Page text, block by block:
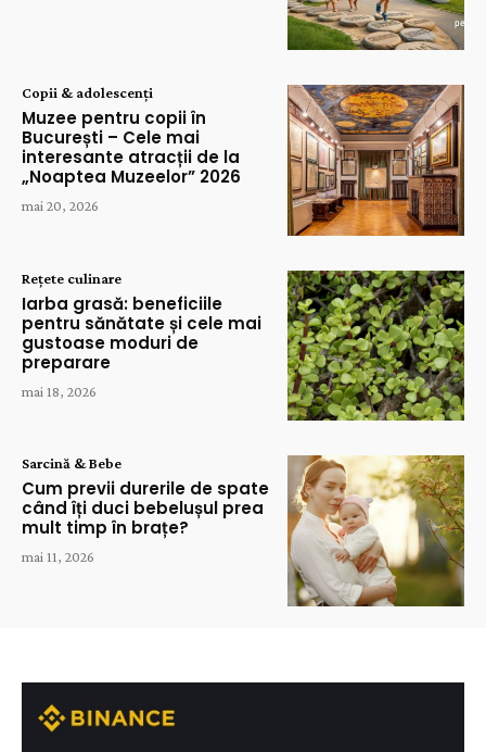
Copii & adolescenți
Muzee pentru copii în
București – Cele mai
interesante atracții de la
„Noaptea Muzeelor” 2026
mai 20, 2026
Rețete culinare
Iarba grasă: beneficiile
pentru sănătate și cele mai
gustoase moduri de
preparare
mai 18, 2026
Sarcină & Bebe
Cum previi durerile de spate
când îți duci bebelușul prea
mult timp în brațe?
mai 11, 2026